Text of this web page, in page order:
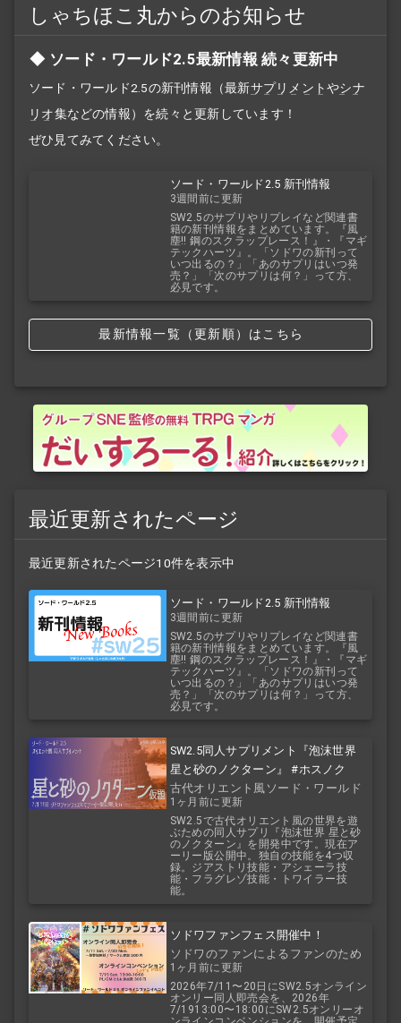
しゃちほこ丸からのお知らせ
ソード・ワールド2.5最新情報 続々更新中
ソード・ワールド2.5の新刊情報（最新サプリメントやシナ
リオ集などの情報）を続々と更新しています！
ぜひ見てみてください。
ソード・ワールド2.5 新刊情報
3週間前に更新
SW2.5のサプリやリプレイなど関連書
籍の新刊情報をまとめています。『風
塵!! 鋼のスクラップレース！』・『マギ
テックハーツ』。「ソドワの新刊って
いつ出るの？」「あのサプリはいつ発
売？」「次のサプリは何？」って方、
必見です。
最新情報一覧（更新順）はこちら
最近更新されたページ
最近更新されたページ10件を表示中
ソード・ワールド2.5 新刊情報
3週間前に更新
SW2.5のサプリやリプレイなど関連書
籍の新刊情報をまとめています。『風
塵!! 鋼のスクラップレース！』・『マギ
テックハーツ』。「ソドワの新刊って
いつ出るの？」「あのサプリはいつ発
売？」「次のサプリは何？」って方、
必見です。
SW2.5同人サプリメント『泡沫世界
星と砂のノクターン』 #ホスノク
古代オリエント風ソード・ワールド
2.5
1ヶ月前に更新
SW2.5で古代オリエント風の世界を遊
ぶための同人サプリ『泡沫世界 星と砂
のノクターン』を開発中です。現在ア
ーリー版公開中。独自の技能を4つ収
録。ジアストリ技能・アシェーラ技
能・フラグレゾ技能・トワイラー技
能。
ソドワファンフェス開催中！
ソドワのファンによるファンのため
のお祭り！
1ヶ月前に更新
2026年7/11〜20日にSW2.5オンライン
オンリー同人即売会を、2026年
7/1913:00〜18:00にSW2.5オンリーオ